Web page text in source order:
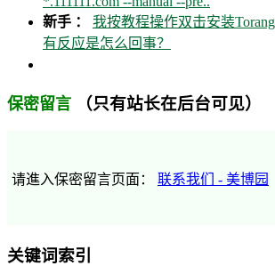
新手 ： 我按教程操作双击安装
有反应是怎么回事？
保密留言 （只有站长在后台可见）
请進入保密留言页面： 联系我们 - 美博园
关键词索引